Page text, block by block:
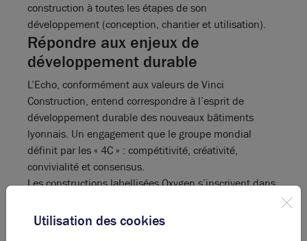
construction à toutes les étapes de son
développement (conception, chantier et utilisation).
Répondre aux enjeux de
développement durable
L’Echo, conformément aux valeurs de Vinci
Construction, entend correspondre à l’esprit de
développement durable des nouveaux bâtiments
lyonnais. Un engagement que le groupe mondial
définit par les « 4C » : compétitivité, créativité,
convivialité et consensus.
Les constructions labellisées Oxygen s’inscrivent dans
de construction qui respecte les « 4C » en matière de
Utilisation des cookies